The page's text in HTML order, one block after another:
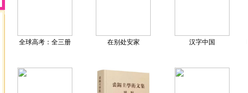
全球高考：全三册 在别处安家 汉字中国